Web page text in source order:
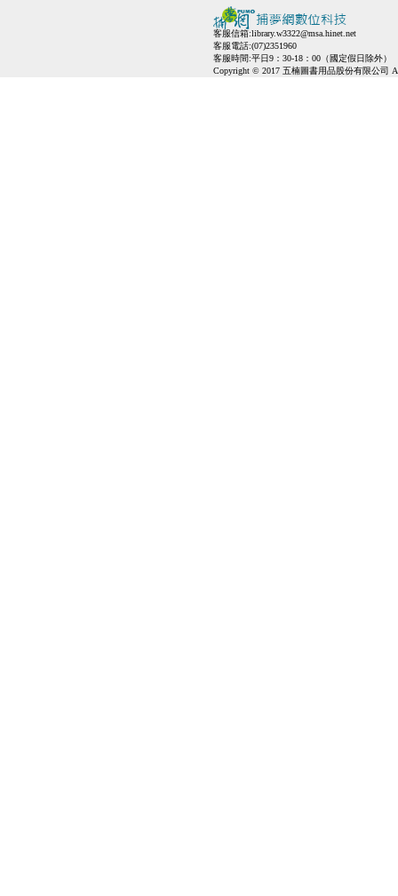
客服信箱:library.w3322@msa.hinet.net
客服電話:(07)2351960
客服時間:平日9：30-18：00（國定假日除外）
Copyright © 2017 五楠圖書用品股份有限公司